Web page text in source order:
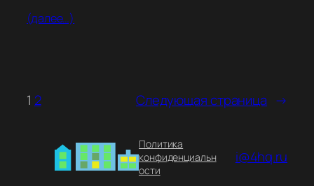
(далее…)
1 2 Следующая страница →
Политика
конфиденциальн
ости
i@4hq.ru